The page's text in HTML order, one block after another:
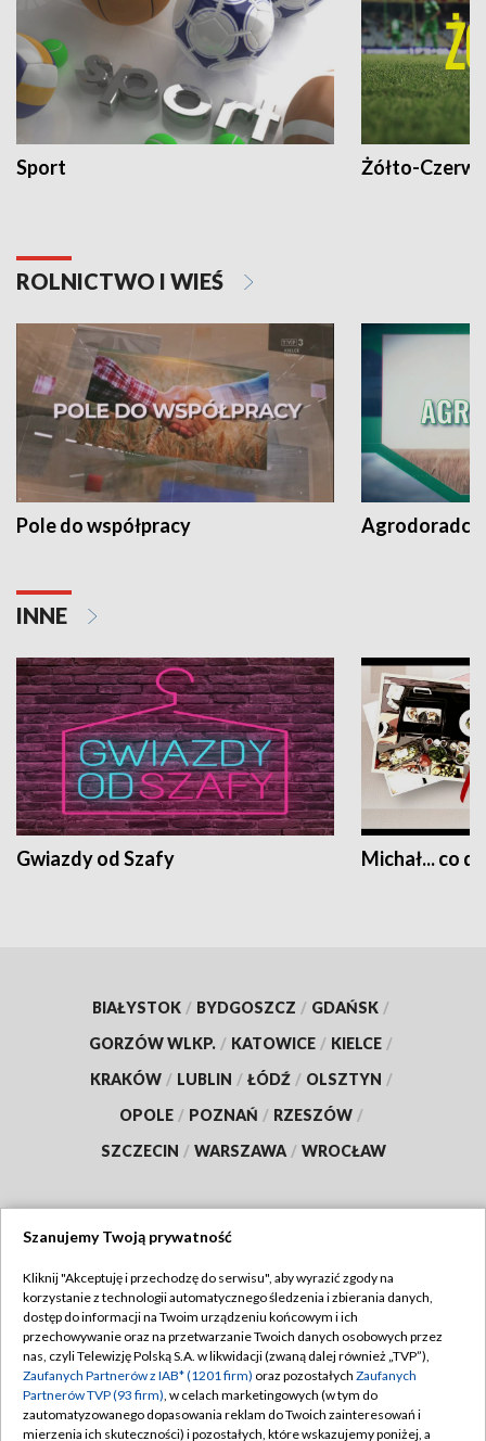
Sport Żółto-
ROLNICTWO I WIEŚ
Pole do współpracy Agrodoradcy
INNE
Gwiazdy od Szafy Michał... co
BIAŁYSTOK / BYDGOSZCZ / GDAŃSK /
GORZÓW WLKP. / KATOWICE / KIELCE /
KRAKÓW / LUBLIN / ŁÓDŹ / OLSZTYN /
OPOLE / POZNAŃ / RZESZÓW /
SZCZECIN / WARSZAWA / WROCŁAW
TVP
Abonament TVP
Emisja w TVP
Centrum informacji TVP
Regulamin TVP
Polityka prywatności
Moje zgody
Szanujemy Twoją prywatność
Kliknij "Akceptuję i przechodzę do serwisu", aby wyrazić zgody na
korzystanie z technologii automatycznego śledzenia i zbierania danych,
dostęp do informacji na Twoim urządzeniu końcowym i ich
przechowywanie oraz na przetwarzanie Twoich danych osobowych przez
nas, czyli Telewizję Polską S.A. w likwidacji (zwaną dalej również „TVP”),
Zaufanych Partnerów z IAB* (1201 firm) oraz pozostałych Zaufanych
Partnerów TVP (93 firm), w celach marketingowych (w tym do
zautomatyzowanego dopasowania reklam do Twoich zainteresowań i
mierzenia ich skuteczności) i pozostałych, które wskazujemy poniżej, a